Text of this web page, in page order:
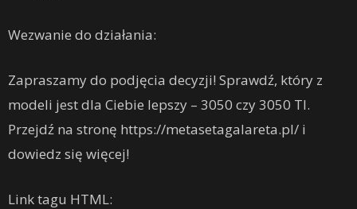
Wezwanie do działania:
Zapraszamy do podjęcia decyzji! Sprawdź, który z
modeli jest dla Ciebie lepszy – 3050 czy 3050 TI.
Przejdź na stronę https://metasetagalareta.pl/ i
dowiedz się więcej!
Link tagu HTML: